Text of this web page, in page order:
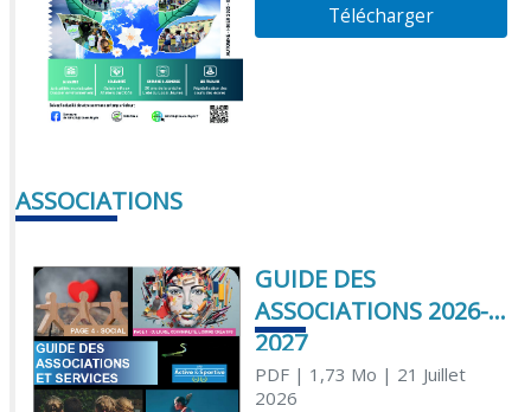
Télécharger
ASSOCIATIONS
GUIDE DES
ASSOCIATIONS 2026-
2027
PDF| 1,73 Mo | 21 Juillet
2026